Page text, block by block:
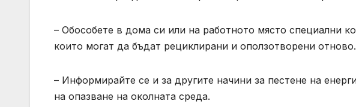
– Обособете в дома си или на работното място специални
които могат да бъдат рециклирани и оползотворени отново.
– Информирайте се и за другите начини за пестене на
на опазване на околната среда.